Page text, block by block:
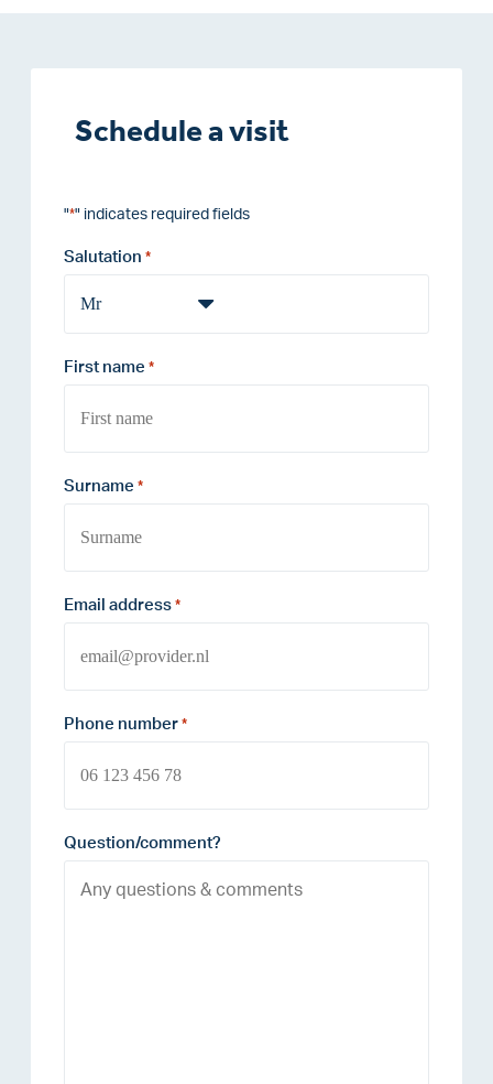
Schedule a visit
"*" indicates required fields
Salutation *
First name *
Surname *
Email address *
Phone number *
Question/comment?